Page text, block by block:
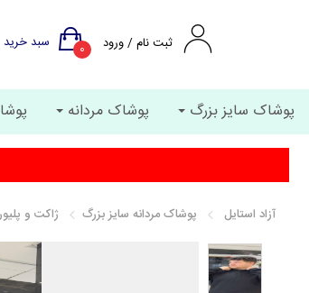
ثبت نام / ورود 0 سبد خرید
پوشاک سایز بزرگ پوشاک مردانه
آزاد استایل پوشاک مردانه سایز بزرگ ژاکت و